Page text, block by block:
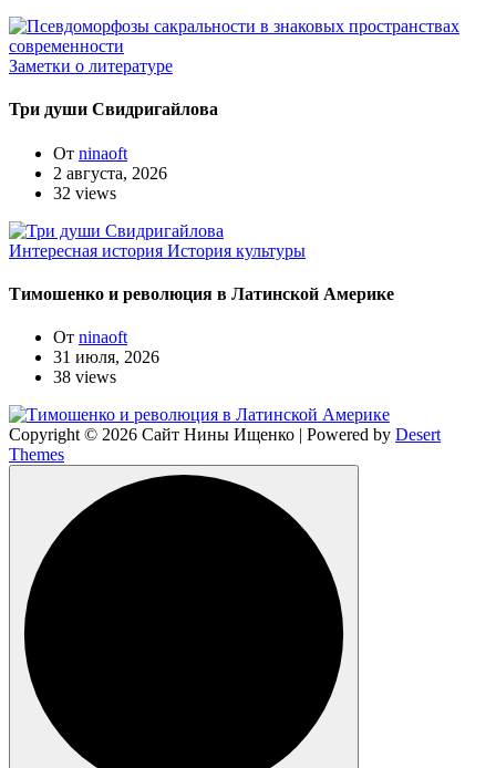
Заметки о литературе
Три души Свидригайлова
От ninaoft
2 августа, 2026
32 views
Интересная история История культуры
Тимошенко и революция в Латинской Америке
От ninaoft
31 июля, 2026
38 views
Copyright © 2026 Сайт Нины Ищенко | Powered by Desert
Themes